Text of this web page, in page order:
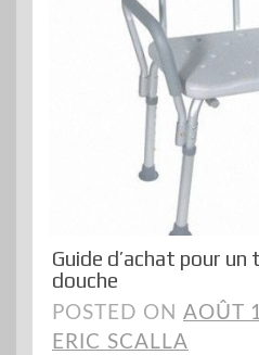
Guide d’achat pour
douche
POSTED ON AOÛT
ERIC SCALLA